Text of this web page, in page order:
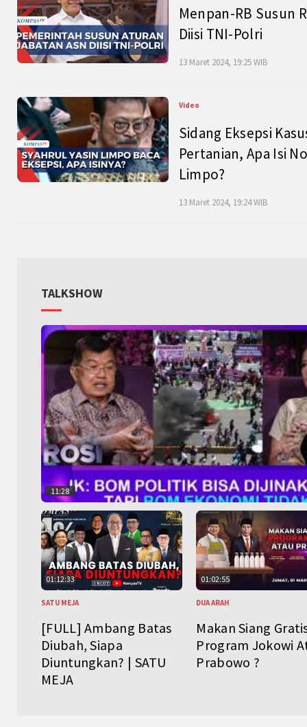
Menpan-RB Susun
Diisi TNI-Polri
13 Maret 2024, 19:25 WIB
Video
Sidang Eksepsi
Pertanian, Apa Isi
Limpo?
13 Maret 2024, 19:24 WIB
TALKSHOW
11:28
01:12:33
SATU MEJA
[FULL] Ambang Batas
Diubah, Siapa
Diuntungkan? | SATU
MEJA
01:02:55
DUA ARAH
Makan Siang
Program Jokowi
Prabowo ?